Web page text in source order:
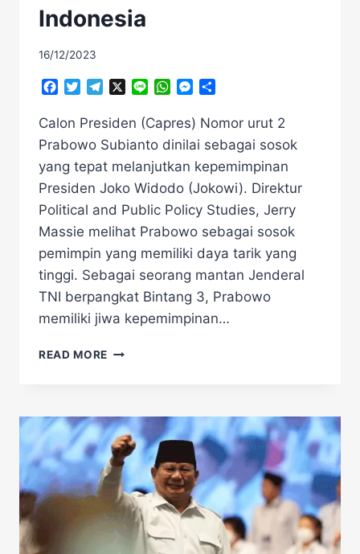
Indonesia
16/12/2023
Facebook
TwitterTelegramLine WhatsAppMessenger
Calon Presiden (Capres) Nomor urut 2
Prabowo Subianto dinilai sebagai sosok
yang tepat melanjutkan kepemimpinan
Presiden Joko Widodo (Jokowi). Direktur
Political and Public Policy Studies, Jerry
Massie melihat Prabowo sebagai sosok
pemimpin yang memiliki daya tarik yang
tinggi. Sebagai seorang mantan Jenderal
TNI berpangkat Bintang 3, Prabowo
memiliki jiwa kepemimpinan…
READ MORE SOSOK
TULUS,
PRABOWO
DINILAI
LAYAK
PIMPIN
INDONESIA